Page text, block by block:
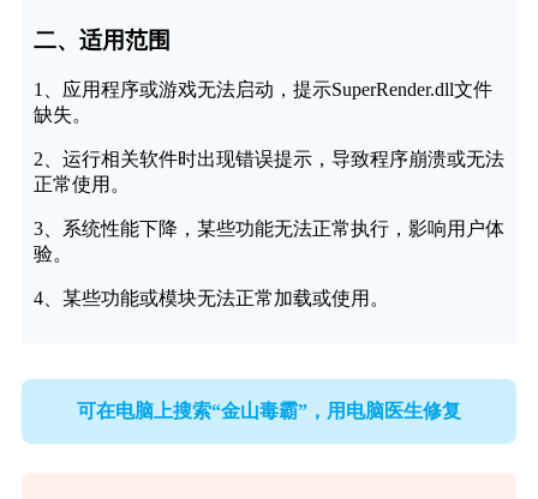
二、适用范围
1、应用程序或游戏无法启动，提示SuperRender.dll文件
缺失。
2、运行相关软件时出现错误提示，导致程序崩溃或无法
正常使用。
3、系统性能下降，某些功能无法正常执行，影响用户体
验。
4、某些功能或模块无法正常加载或使用。
可在电脑上搜索“金山毒霸”，用电脑医生修复